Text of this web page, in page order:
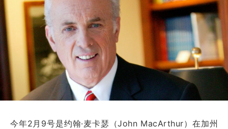
今年2月9号是约翰·麦卡瑟（John MacArthur）在加州